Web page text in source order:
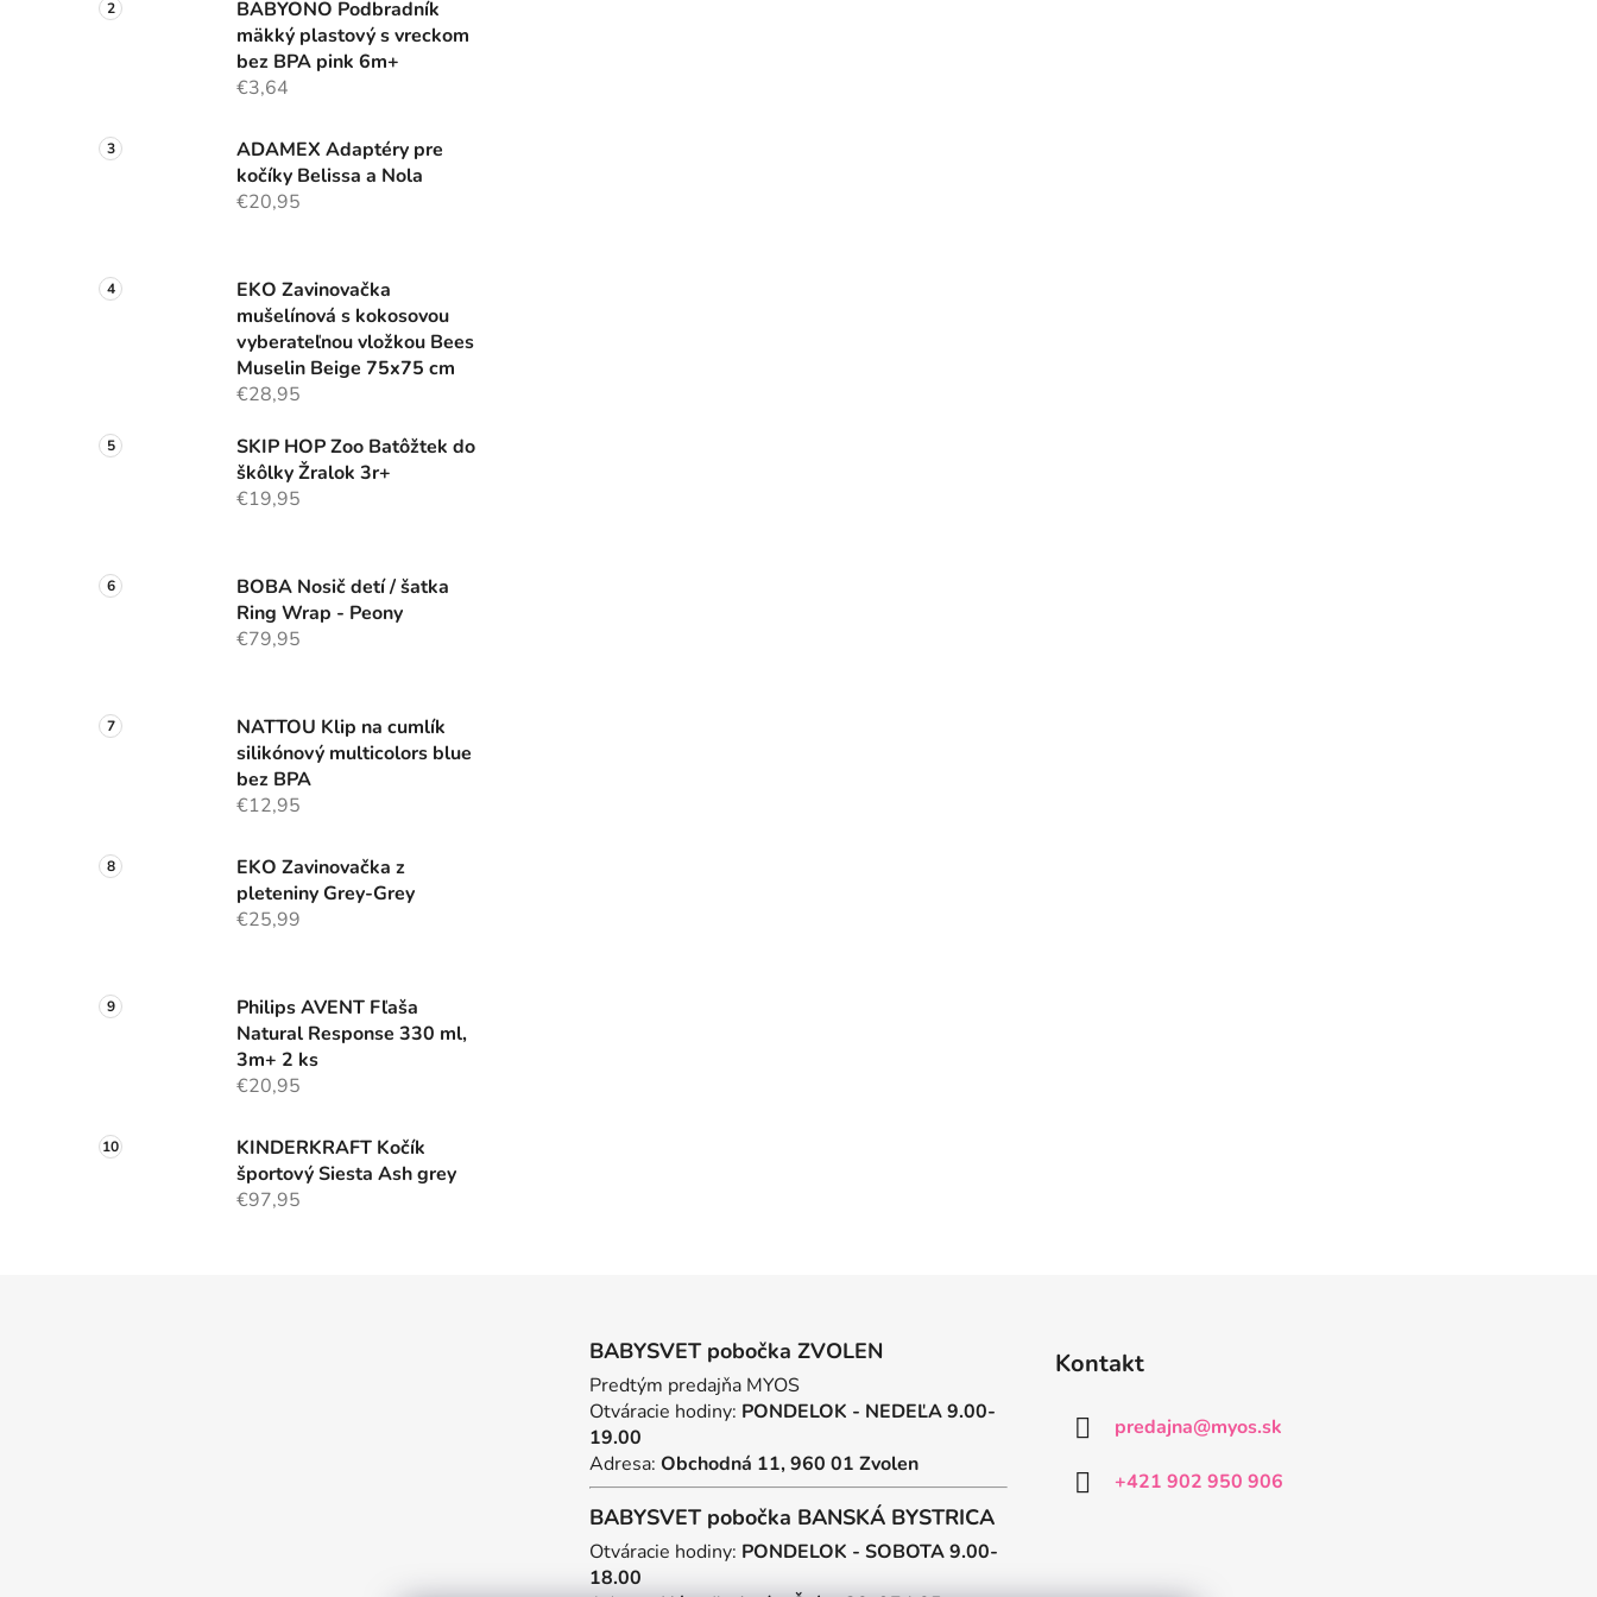
BABYONO Podbradník
mäkký plastový s vreckom
bez BPA pink 6m+
€3,64
ADAMEX Adaptéry pre
kočíky Belissa a Nola
€20,95
EKO Zavinovačka
mušelínová s kokosovou
vyberateľnou vložkou Bees
Muselin Beige 75x75 cm
€28,95
SKIP HOP Zoo Batôžtek do
škôlky Žralok 3r+
€19,95
BOBA Nosič detí / šatka
Ring Wrap - Peony
€79,95
NATTOU Klip na cumlík
silikónový multicolors blue
bez BPA
€12,95
EKO Zavinovačka z
pleteniny Grey-Grey
€25,99
Philips AVENT Fľaša
Natural Response 330 ml,
3m+ 2 ks
€20,95
KINDERKRAFT Kočík
športový Siesta Ash grey
€97,95
BABYSVET pobočka ZVOLEN
Predtým predajňa MYOS
Otváracie hodiny: PONDELOK - NEDEĽA 9.00-
19.00
Adresa: Obchodná 11, 960 01 Zvolen
BABYSVET pobočka BANSKÁ BYSTRICA
Otváracie hodiny: PONDELOK - SOBOTA 9.00-
18.00
Kontakt
predajna@myos.sk
+421 902 950 906